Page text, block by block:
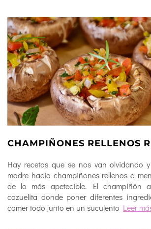
CHAMPIÑONES RELLENOS
Hay recetas que se nos van olvidando
madre hacía champiñones rellenos a
de lo más apetecible. El champiñón
cazuelita donde poner diferentes
comer todo junto en un suculento Leer